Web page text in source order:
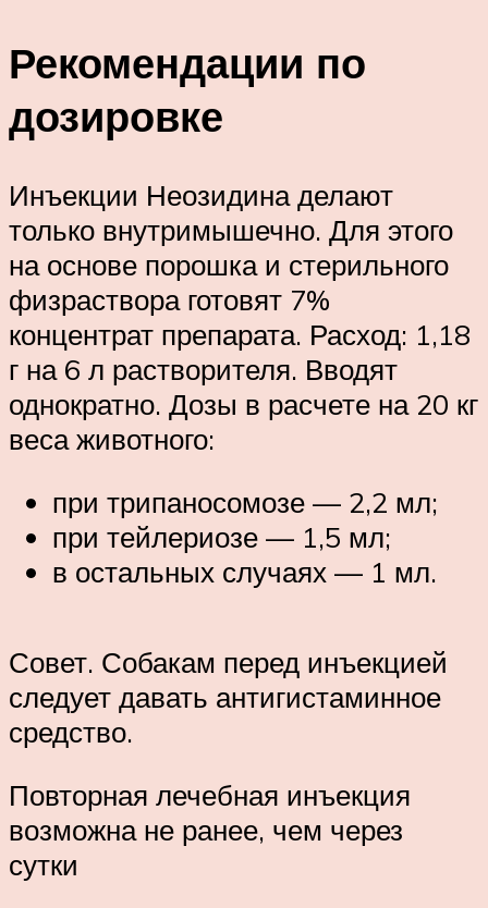
Рекомендации по
дозировке
Инъекции Неозидина делают
только внутримышечно. Для этого
на основе порошка и стерильного
физраствора готовят 7%
концентрат препарата. Расход: 1,18
г на 6 л растворителя. Вводят
однократно. Дозы в расчете на 20 кг
веса животного:
при трипаносомозе — 2,2 мл;
при тейлериозе — 1,5 мл;
в остальных случаях — 1 мл.
Совет. Собакам перед инъекцией
следует давать антигистаминное
средство.
Повторная лечебная инъекция
возможна не ранее, чем через
сутки